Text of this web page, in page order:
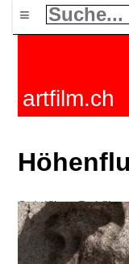
≡
artfilm.ch
Spielfilme Dokfilme
Nachrichten F-
AGB
Kaufen